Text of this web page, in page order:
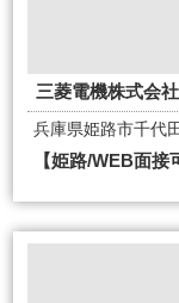
三菱電機株式会社
兵庫県姫路市千代
【姫路/WEB面